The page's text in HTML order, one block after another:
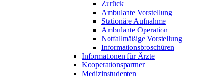
Zurück
Ambulante Vorstellung
Stationäre Aufnahme
Ambulante Operation
Notfallmäßige Vorstellung
Informationsbroschüren
Informationen für Ärzte
Kooperationspartner
Medizinstudenten